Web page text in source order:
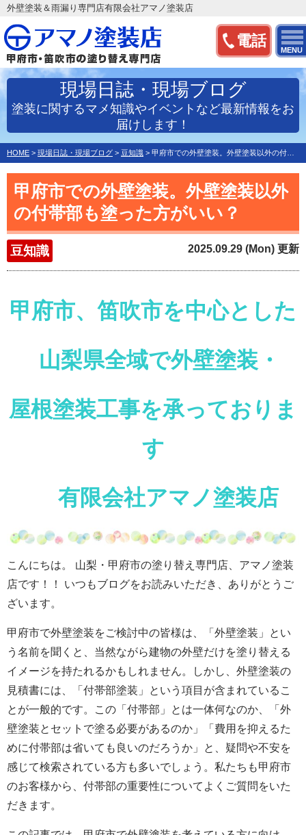
電話
MENU
外壁塗装＆雨漏り専門店有限会社アマノ塗装店
現場日誌・現場ブログ
塗装に関するマメ知識やイベントなど最新情報をお
届けします！
HOME > 現場日誌・現場ブログ > 豆知識 > 甲府市での外壁塗装。外壁塗装以外の付帯部も塗った方がいい？
甲府市での外壁塗装。外壁塗装以外
の付帯部も塗った方がいい？
豆知識 2025.09.29 (Mon) 更新
甲府市、笛吹市を中心とした
山梨県全域で外壁塗装・
屋根塗装工事を承っておりま
す
有限会社アマノ塗装店
こんにちは。 山梨・甲府市の塗り替え専門店、アマノ塗装
店です！！ いつもブログをお読みいただき、ありがとうご
ざいます。
甲府市で外壁塗装をご検討中の皆様は、「外壁塗装」とい
う名前を聞くと、当然ながら建物の外壁だけを塗り替える
イメージを持たれるかもしれません。しかし、外壁塗装の
見積書には、「付帯部塗装」という項目が含まれているこ
とが一般的です。この「付帯部」とは一体何なのか、「外
壁塗装とセットで塗る必要があるのか」「費用を抑えるた
めに付帯部は省いても良いのだろうか」と、疑問や不安を
感じて検索されている方も多いでしょう。私たちも甲府市
のお客様から、付帯部の重要性についてよくご質問をいた
だきます。